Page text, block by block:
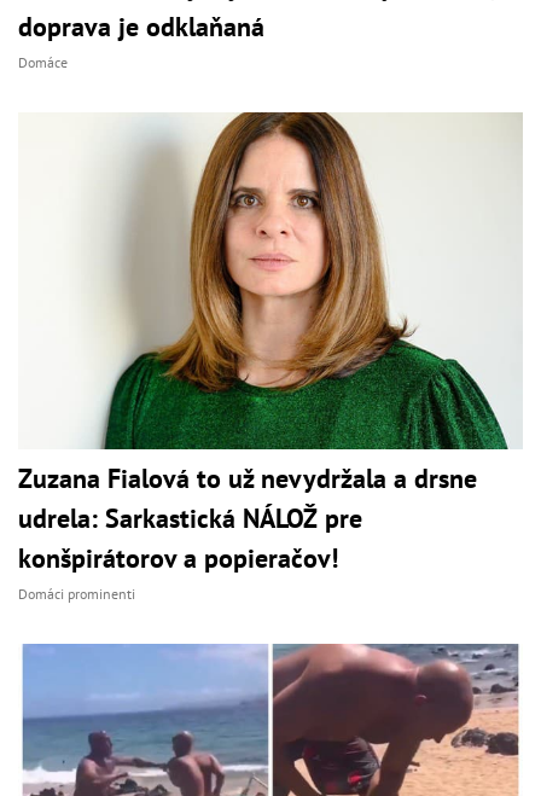
doprava je odklaňaná
Domáce
Zuzana Fialová to už nevydržala a drsne
udrela: Sarkastická NÁLOŽ pre
konšpirátorov a popieračov!
Domáci prominenti